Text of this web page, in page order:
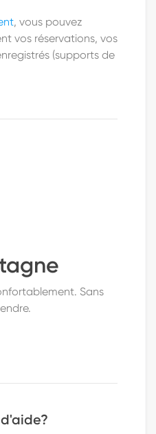
, vous pouvez
vos réservations, vos
(supports de
Sans